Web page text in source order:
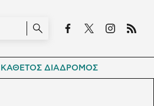
ΚΑΘΕΤΟΣ ΔΙΑΔΡΟΜΟΣ